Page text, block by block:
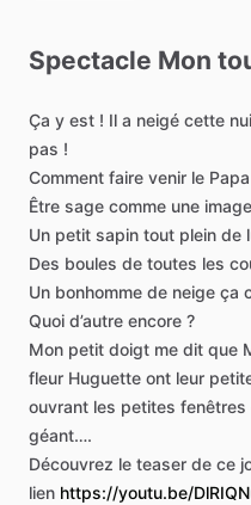
Spectacle Mon
Ça y est ! Il a neigé cette
pas !
Comment faire venir le Papa
Être sage comme une
Un petit sapin tout plein de
Des boules de toutes les
Un bonhomme de neige ça
Quoi d’autre encore ?
Mon petit doigt me dit que
fleur Huguette ont leur
ouvrant les petites fenêtres
géant….
Découvrez le teaser de ce
lien https://youtu.be/